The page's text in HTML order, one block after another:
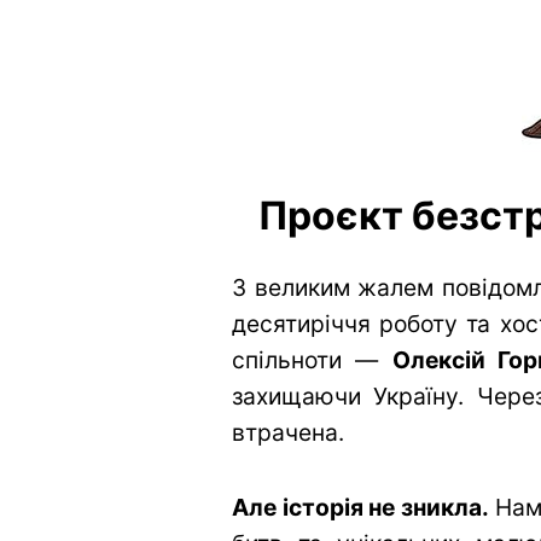
Проєкт
З великим жалем
десятиріччя роботу та
спільноти — Олексій
захищаючи Україну.
втрачена.
Але історія не зникла. Нам